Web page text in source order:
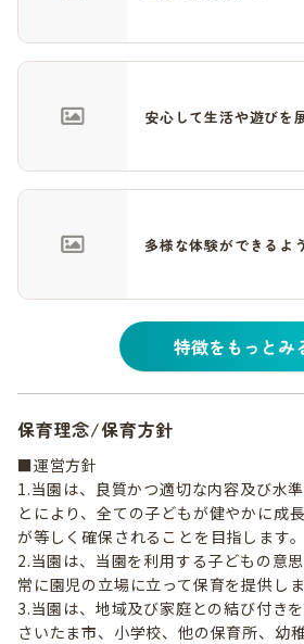
安心して生活や遊びを
多様な体験ができるよ
特徴をもっとみ
保育理念/保育方針
■運営方針
1.当園は、良質かつ適切な内容及び水
とにより、全ての子どもが健やかに成
が等しく確保されることを目指します。
2.当園は、当園を利用する子どもの意
常に園児の立場に立って保育を提供しま
3.当園は、地域及び家庭との結び付き
さいたま市、小学校、他の保育所、幼